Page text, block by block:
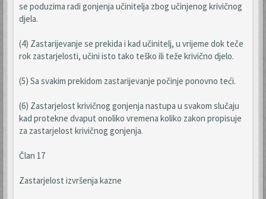
se poduzima radi gonjenja učinitelja zbog učinjenog krivičnog
djela.
(4) Zastarijevanje se prekida i kad učinitelj, u vrijeme dok teče
rok zastarjelosti, učini isto tako teško ili teže krivično djelo.
(5) Sa svakim prekidom zastarijevanje počinje ponovno teći.
(6) Zastarjelost krivičnog gonjenja nastupa u svakom slučaju
kad protekne dvaput onoliko vremena koliko zakon propisuje
za zastarjelost krivičnog gonjenja.
Član 17
Zastarjelost izvršenja kazne